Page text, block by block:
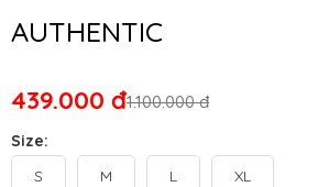
AUTHENTIC
1.100.000 đ
439.000 đ
Size:
S
M L XL